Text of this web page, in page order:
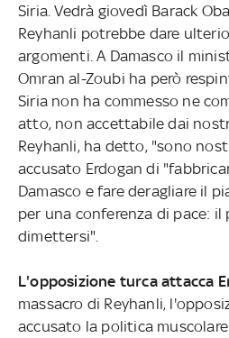
Siria. Vedrà giovedì Barack
Reyhanli potrebbe dare
argomenti. A Damasco il
Omran al-Zoubi ha però
Siria non ha commesso ne
atto, non accettabile dai
Reyhanli, ha detto, "sono
accusato Erdogan di
Damasco e fare deragliare il
per una conferenza di pace: il
dimettersi".
L'opposizione turca attacca
massacro di Reyhanli,
accusato la politica